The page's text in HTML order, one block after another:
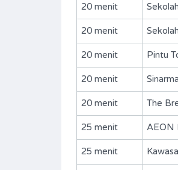
20 menit
20 menit
20 menit Pintu
20 menit
20 menit The
25 menit AEON
25 menit
BSD-Giri Loka1-
Rp. 2,040,000,000
Area
240m2